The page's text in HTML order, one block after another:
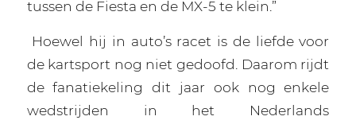
tussen de Fiesta en de MX-5 te klein.”
Hoewel hij in auto’s racet is de liefde voor
de kartsport nog niet gedoofd. Daarom rijdt
de fanatiekeling dit jaar ook nog enkele
wedstrijden in het Nederlands